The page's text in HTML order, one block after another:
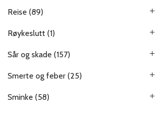
Reise (89)
Røykeslutt (1)
Sår og skade (157)
Smerte og feber (25)
Sminke (58)